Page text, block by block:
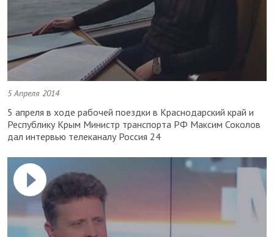
5 Апреля 2014
5 апреля в ходе рабочей поездки в Краснодарский край и
Республику Крым Министр транспорта РФ Максим Соколов
дал интервью телеканалу Россия 24